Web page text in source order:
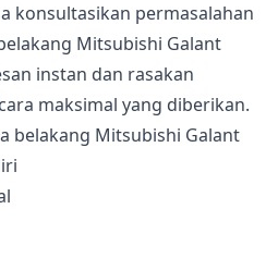
konsultasikan permasalahan
Mitsubishi Galant
instan dan rasakan
maksimal yang diberikan.
belakang Mitsubishi Galant